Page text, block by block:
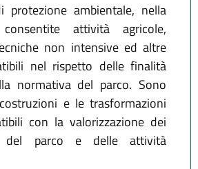
ambientale, nella
attività agricole,
non intensive ed altre
nel rispetto delle finalità
normativa del parco. Sono
e le trasformazioni
con la valorizzazione dei
parco e delle attività